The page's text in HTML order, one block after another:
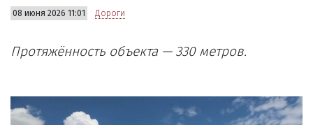
08 июня 2026 11:01 Дороги
Протяжённость объекта — 330 метров.